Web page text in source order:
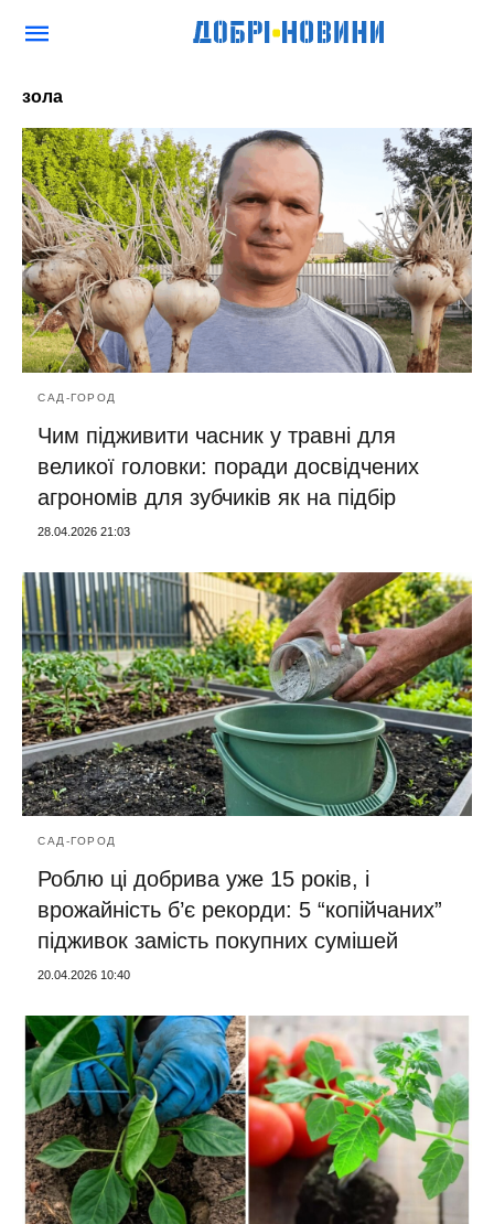
зола
САД-ГОРОД
Чим підживити часник у травні для
великої головки: поради досвідчених
агрономів для зубчиків як на підбір
28.04.2026 21:03
САД-ГОРОД
Роблю ці добрива уже 15 років, і
врожайність б’є рекорди: 5 “копійчаних”
підживок замість покупних сумішей
20.04.2026 10:40